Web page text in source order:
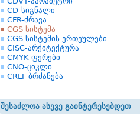
CD-სიგნალი
CFR-ძრავა
CGS სისტემა
CGS სისტემის ერთეულები
CISC-არქიტექტურა
CMYK ფერები
CNO-ციკლი
CRLF ბრძანება
შესაძლოა ასევე გაინტერესებდეთ